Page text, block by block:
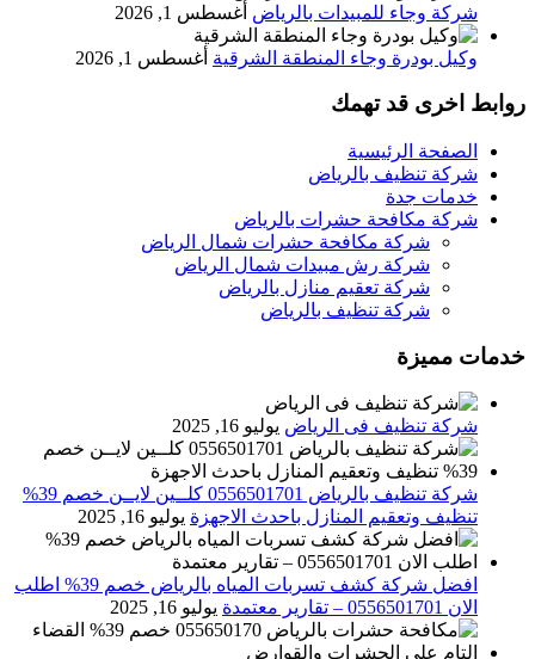
شركة وجاء للمبيدات بالرياض أغسطس 1, 2026
وكيل بودرة وجاء المنطقة الشرقية أغسطس 1, 2026
روابط اخرى قد تهمك
الصفحة الرئيسية
شركة تنظيف بالرياض
خدمات جدة
شركة مكافحة حشرات بالرياض
شركة مكافحة حشرات شمال الرياض
شركة رش مبيدات شمال الرياض
شركة تعقيم منازل بالرياض
شركة تنظيف بالرياض
خدمات مميزة
شركة تنظيف فى الرياض يوليو 16, 2025
شركة تنظيف بالرياض 0556501701 كلــين لايــن خصم 39%
تنظيف وتعقيم المنازل باحدث الاجهزة يوليو 16, 2025
افضل شركة كشف تسربات المياه بالرياض خصم 39% اطلب
الان 0556501701‬‏ – تقارير معتمدة
يوليو 16, 2025